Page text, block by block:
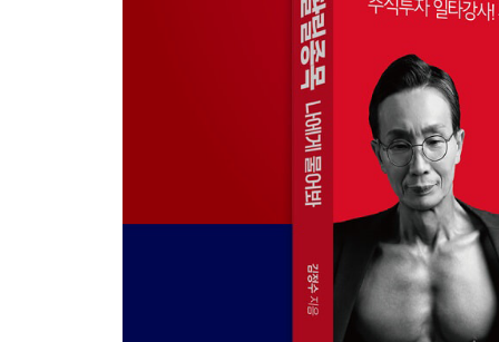
6장 바닥에서 진짜 기회를 가려내자
비책 13 | 충분히 하락 횡보하다 만난 반가운 거래
비책 14 | 오랜 눌림과 횡보 끝에 상승한다면_저점
비책 15 | 눌림목을 만든 세력의 의도가 간파된다
7장 주춤하는 것에는 다 이유가 있다
비책 16 | 반등한 뒤 주춤하는 것에 다 의미가 있더
비책 17 | 어느 정도 오른 상태라 기대 않다 만난
비책 18 | 중점에서 추가 상승하지 않고 횡보한다
8장 세력의 의지가 엿보인다면
비책 19 | 중점에서 추가 상승 않고 눌린 이유는 뭘